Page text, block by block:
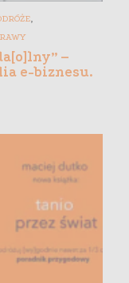
–
e-biznesu.